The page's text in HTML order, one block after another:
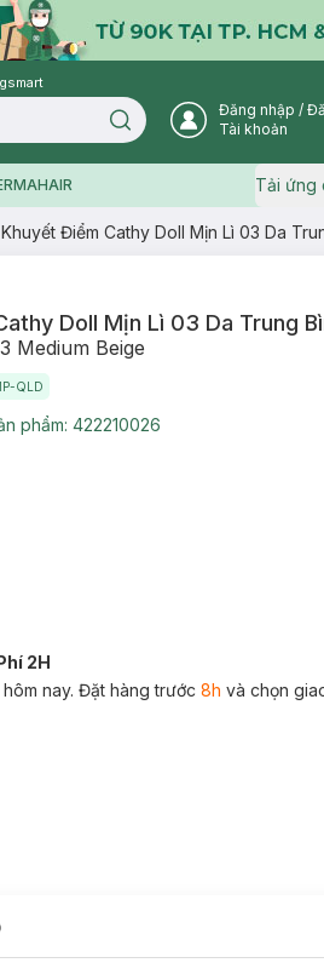
Search icon User
Đăng nhập /
Tài khoản
Tải ứng
Điểm Cathy Doll Mịn Lì 03 Da
Doll Mịn Lì 03 Da Trung
Medium Beige
QLD
phẩm: 422210026
2H
hôm nay. Đặt hàng trước 8h và chọn